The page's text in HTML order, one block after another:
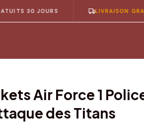
JOURS LIVRAISON GRATUITE
Air Force 1
des Titans